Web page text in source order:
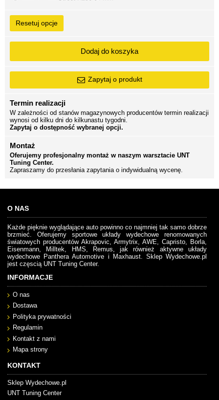
Resetuj opcje
Dodaj do koszyka
Zapytaj o produkt
Termin realizacji
W zależności od stanów magazynowych producentów termin realizacji
wynosi od kilku dni do kilkunastu tygodni.
Zapytaj o dostępność wybranej opcji.
Montaż
Oferujemy profesjonalny montaż w naszym warsztacie UNT
Tuning Center.
Zapraszamy do przesłania zapytania o indywidualną wycenę.
O NAS
Każde pięknie wyglądające auto powinno co najmniej tak samo dobrze
brzmieć. Oferujemy sportowe układy wydechowe renomowanych
światowych producentów Akrapovic, Armytrix, AWE, Capristo, Borla,
Eisenmann, Milltek, HMS, Remus, jak również aktywne układy
wydechowe Panthera Automotive i Maxhaust. Sklep Wydechowe.pl
jest częscią UNT Tuning Center.
INFORMACJE
O nas
Dostawa
Polityka prywatności
Regulamin
Kontakt z nami
Mapa strony
KONTAKT
Sklep Wydechowe.pl
UNT Tuning Center